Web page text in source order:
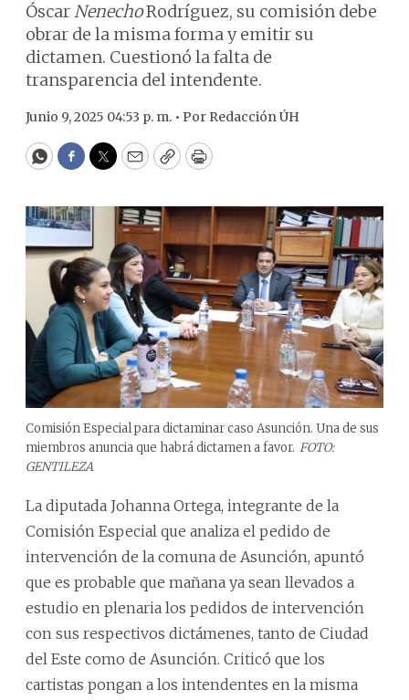
ÓscarNenechoRodríguez, su comisión debe
obrar de la misma forma y emitir su
dictamen. Cuestionó la falta de
transparencia del intendente.
Junio 9, 2025 04:53 p. m. • Por Redacción ÚH
WhatsApp
Facebook
Twitter
EmailCopyPrint
Comisión Especial para dictaminar caso Asunción. Una de sus
miembros anuncia que habrá dictamen a favor. FOTO:
GENTILEZA
La diputada Johanna Ortega, integrante de la
Comisión Especial que analiza el pedido de
intervención de la comuna de Asunción, apuntó
que es probable que mañana ya sean llevados a
estudio en plenaria los pedidos de intervención
con sus respectivos dictámenes, tanto de Ciudad
del Este como de Asunción. Criticó que los
cartistas pongan a los intendentes en la misma